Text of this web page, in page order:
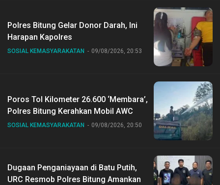
Polres Bitung Gelar Donor Darah, Ini
Harapan Kapolres
SOSIAL KEMASYARAKATAN 09/08/2026, 20:53
Poros Tol Kilometer 26.600 ‘Membara’,
Polres Bitung Kerahkan Mobil AWC
SOSIAL KEMASYARAKATAN 09/08/2026, 20:50
Dugaan Penganiayaan di Batu Putih,
URC Resmob Polres Bitung Amankan